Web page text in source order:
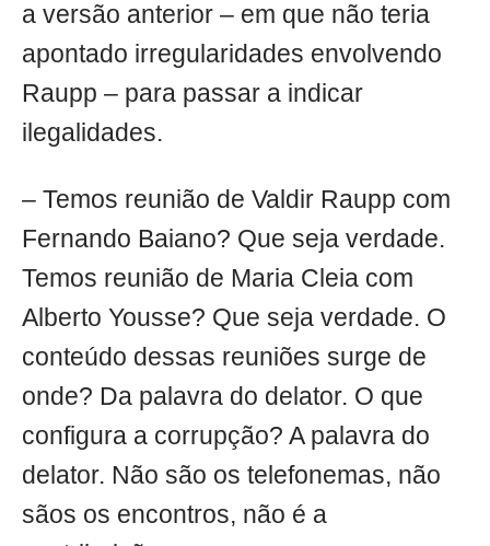
a versão anterior – em que não teria
apontado irregularidades envolvendo
Raupp – para passar a indicar
ilegalidades.
– Temos reunião de Valdir Raupp com
Fernando Baiano? Que seja verdade.
Temos reunião de Maria Cleia com
Alberto Yousse? Que seja verdade. O
conteúdo dessas reuniões surge de
onde? Da palavra do delator. O que
configura a corrupção? A palavra do
delator. Não são os telefonemas, não
sãos os encontros, não é a